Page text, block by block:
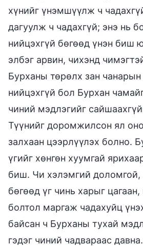
хүнийг үнэмшүүлж ч
дагуулж ч чадахгүй; энэ нь
нийцэхгүй бөгөөд үнэн биш
элбэг арвин, чихэнд
Бурханы төрөлх зан
нийцэхгүй бол Бурхан
чиний мэдлэгийг
Түүнийг доромжилсон ял
залхаан цээрлүүлэх болно.
үгийг хөнгөн хуумгай
биш. Чи хэлэмгий доломгой,
бөгөөд үг чинь харыг цагаан,
болтол маргаж чадахуйц
байсан ч Бурханы тухай
гэдэг чиний чадвараас